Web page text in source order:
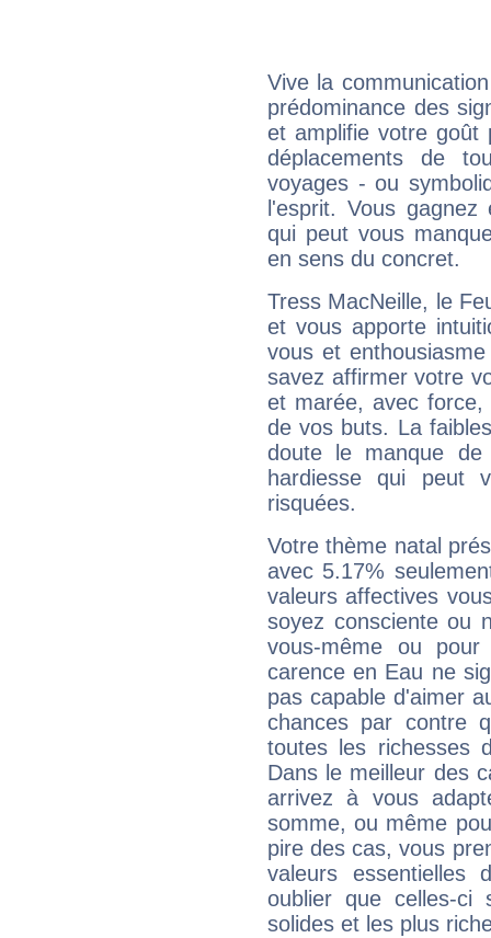
Vive la
prédominance des
et amplifie votre goût
déplacements de
voyages - ou
l'esprit. Vous
qui peut vous
en sens du concret.
Tress MacNeille, le
et vous apporte
vous et
savez affirmer votre
et marée, avec
de vos buts. La
doute le manque
hardiesse qui peut
risquées.
Votre thème natal
avec 5.17%
valeurs affectives
soyez consciente ou
vous-même ou
carence en Eau ne
pas capable d'aimer
chances par contre
toutes les richesses
Dans le meilleur des
arrivez à vous
somme, ou même
pire des cas, vous
valeurs
oublier que celles-
solides et les plus